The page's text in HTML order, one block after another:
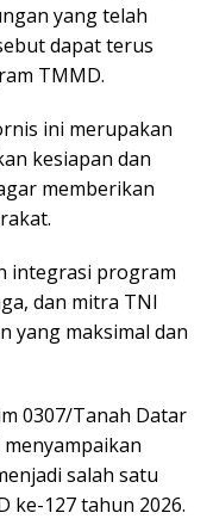
yang telah
dapat terus
TMMD.
ini merupakan
kesiapan dan
memberikan
integrasi program
dan mitra TNI
yang maksimal dan
0307/Tanah Datar
salah satu
ke-127 tahun 2026.